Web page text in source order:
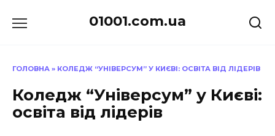
до
01001.com.ua
ГОЛОВНА » КОЛЕДЖ “УНІВЕРСУМ” У КИЄВІ: ОСВІТА ВІД ЛІДЕРІВ
Коледж “Універсум” у Києві:
освіта від лідерів